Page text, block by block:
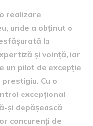
realizare
unde a obținut o
la
și voință, iar
un pilot de excepție
Cu o
excepțional
și depășească
concurenți de